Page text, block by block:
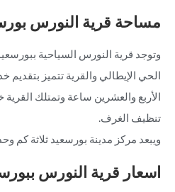
مساحة قرية النورس
الحي الإيطالي والقرية تتميز بتقديم
الأربع والعشرين ساعة وتمتلك
تنظيف الغرف.
ويبعد مركز مدينة بورسعيد ثلاثة كم
اسعار قرية النورس